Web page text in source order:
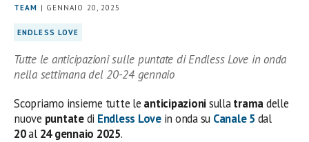
TEAM | GENNAIO 20, 2025
ENDLESS LOVE
Tutte le anticipazioni sulle puntate di Endless Love in onda
nella settimana del 20-24 gennaio
Scopriamo insieme tutte le anticipazionisullatramadelle
nuove puntatedi Endless Lovein onda su Canale 5 dal
20al24 gennaio 2025.